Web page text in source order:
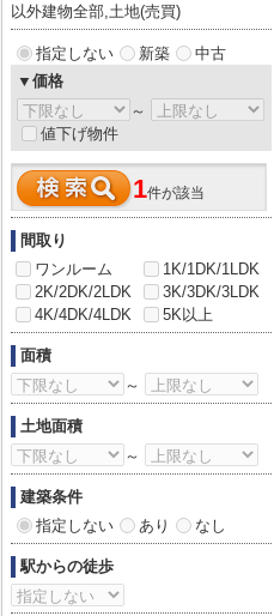
以外建物全部,土地(売買)
指定しない 新築
中古
▼価格
～
値下げ物件
1件が該当
間取り
ワンルーム
1K/1DK/1LDK
2K/2DK/2LDK
3K/3DK/3LDK
4K/4DK/4LDK
5K以上
面積
～
土地面積
～
建築条件
指定しない
あり なし
駅からの徒歩